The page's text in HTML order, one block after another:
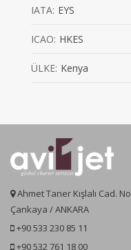
IATA: EYS
ICAO: HKES
ÜLKE: Kenya
Ahmet Taner Kışlalı Cad.
Çankaya / ANKARA
+90 533 230 85 11
+90 532 761 18 00